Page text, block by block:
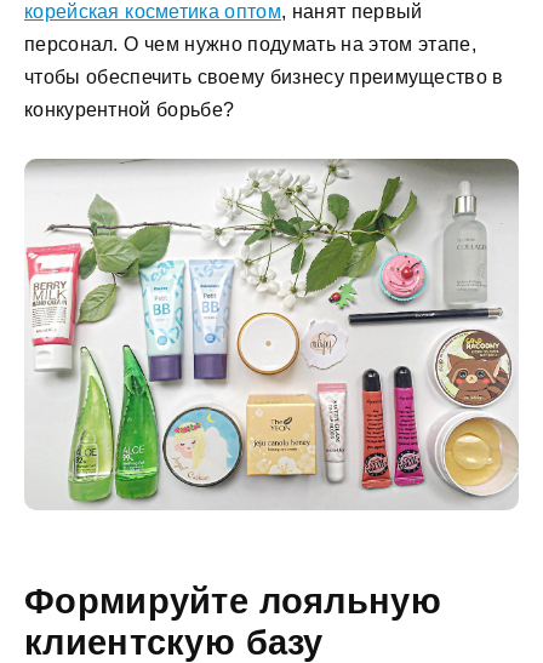
корейская косметика оптом, нанят первый
персонал. О чем нужно подумать на этом этапе,
чтобы обеспечить своему бизнесу преимущество в
конкурентной борьбе?
Формируйте лояльную
клиентскую базу